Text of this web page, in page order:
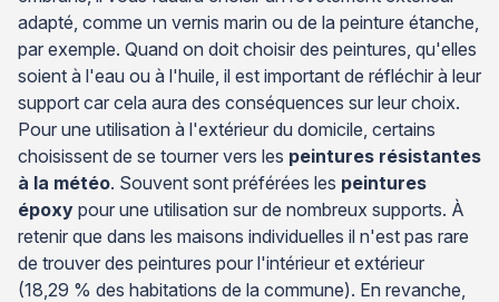
adapté, comme un vernis marin ou de la peinture étanche,
par exemple. Quand on doit choisir des peintures, qu'elles
soient à l'eau ou à l'huile, il est important de réfléchir à leur
support car cela aura des conséquences sur leur choix.
Pour une utilisation à l'extérieur du domicile, certains
choisissent de se tourner vers les peintures résistantes
à la météo. Souvent sont préférées les peintures
époxy pour une utilisation sur de nombreux supports. À
retenir que dans les maisons individuelles il n'est pas rare
de trouver des peintures pour l'intérieur et extérieur
(18,29 % des habitations de la commune). En revanche,